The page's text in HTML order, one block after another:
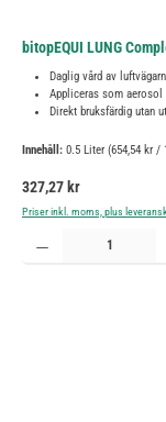
bitopEQUI LUNG
Daglig vård av
Appliceras som aerosol
Direkt bruksfärdig utan
Innehåll: 0.5 Liter (654,54 kr /
Ordinarie pris:
327,27 kr
Priser inkl. moms, plus
Produktkvantitet: Ange